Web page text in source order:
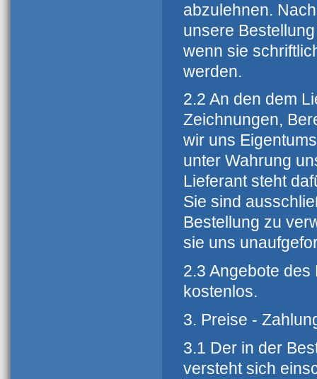
abzulehnen.
unsere
wenn sie
werden.
2.2 An den dem
Zeichnungen,
wir uns
unter Wahrung
Lieferant steht
Sie sind
Bestellung zu
sie uns
2.3 Angebote
kostenlos.
3. Preise -
3.1 Der in der
versteht sich